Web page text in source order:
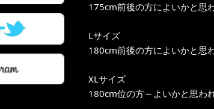
175cm前後の方によいかと思
Lサイズ
180cm前後の方によいかと思
XLサイズ
180cm位の方～よいかと思わ